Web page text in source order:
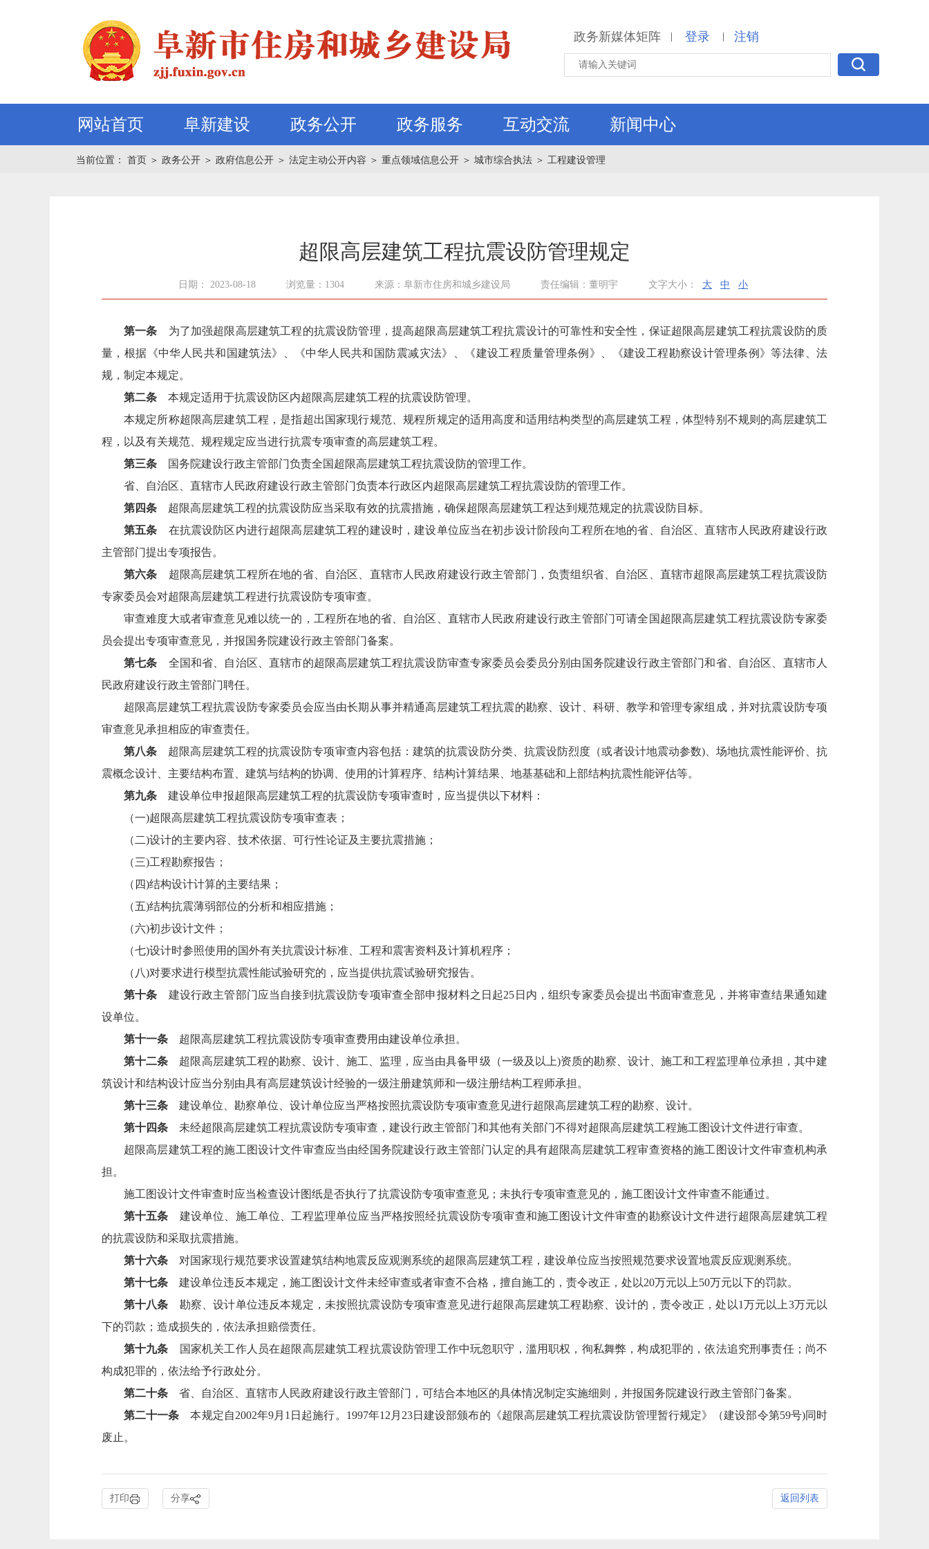
政务新媒体矩阵 | 登录 | 注销
网站首页 阜新建设 政务公开 政务服务 互动交流 新闻中心
当前位置： 首页 ＞ 政务公开 ＞ 政府信息公开 ＞ 法定主动公开内容 ＞ 重点领域信息公开 ＞ 城市综合执法 ＞ 工程建设管理
超限高层建筑工程抗震设防管理规定
日期： 2023-08-18 浏览量：1304 来源：阜新市住房和城乡建设局 责任编辑：董明宇 文字大小： 大 中 小
第一条 为了加强超限高层建筑工程的抗震设防管理，提高超限高层建筑工程抗震设计的可靠性和安全性，保证超限高层建筑工程抗震设防的质
量，根据《中华人民共和国建筑法》、《中华人民共和国防震减灾法》、《建设工程质量管理条例》、《建设工程勘察设计管理条例》等法律、法
规，制定本规定。
第二条 本规定适用于抗震设防区内超限高层建筑工程的抗震设防管理。
本规定所称超限高层建筑工程，是指超出国家现行规范、规程所规定的适用高度和适用结构类型的高层建筑工程，体型特别不规则的高层建筑工
程，以及有关规范、规程规定应当进行抗震专项审查的高层建筑工程。
第三条 国务院建设行政主管部门负责全国超限高层建筑工程抗震设防的管理工作。
省、自治区、直辖市人民政府建设行政主管部门负责本行政区内超限高层建筑工程抗震设防的管理工作。
第四条 超限高层建筑工程的抗震设防应当采取有效的抗震措施，确保超限高层建筑工程达到规范规定的抗震设防目标。
第五条 在抗震设防区内进行超限高层建筑工程的建设时，建设单位应当在初步设计阶段向工程所在地的省、自治区、直辖市人民政府建设行政
主管部门提出专项报告。
第六条 超限高层建筑工程所在地的省、自治区、直辖市人民政府建设行政主管部门，负责组织省、自治区、直辖市超限高层建筑工程抗震设防
专家委员会对超限高层建筑工程进行抗震设防专项审查。
审查难度大或者审查意见难以统一的，工程所在地的省、自治区、直辖市人民政府建设行政主管部门可请全国超限高层建筑工程抗震设防专家委
员会提出专项审查意见，并报国务院建设行政主管部门备案。
第七条 全国和省、自治区、直辖市的超限高层建筑工程抗震设防审查专家委员会委员分别由国务院建设行政主管部门和省、自治区、直辖市人
民政府建设行政主管部门聘任。
超限高层建筑工程抗震设防专家委员会应当由长期从事并精通高层建筑工程抗震的勘察、设计、科研、教学和管理专家组成，并对抗震设防专项
审查意见承担相应的审查责任。
第八条 超限高层建筑工程的抗震设防专项审查内容包括：建筑的抗震设防分类、抗震设防烈度（或者设计地震动参数)、场地抗震性能评价、抗
震概念设计、主要结构布置、建筑与结构的协调、使用的计算程序、结构计算结果、地基基础和上部结构抗震性能评估等。
第九条 建设单位申报超限高层建筑工程的抗震设防专项审查时，应当提供以下材料：
（一)超限高层建筑工程抗震设防专项审查表；
（二)设计的主要内容、技术依据、可行性论证及主要抗震措施；
（三)工程勘察报告；
（四)结构设计计算的主要结果；
（五)结构抗震薄弱部位的分析和相应措施；
（六)初步设计文件；
（七)设计时参照使用的国外有关抗震设计标准、工程和震害资料及计算机程序；
（八)对要求进行模型抗震性能试验研究的，应当提供抗震试验研究报告。
第十条 建设行政主管部门应当自接到抗震设防专项审查全部申报材料之日起25日内，组织专家委员会提出书面审查意见，并将审查结果通知建
设单位。
第十一条 超限高层建筑工程抗震设防专项审查费用由建设单位承担。
第十二条 超限高层建筑工程的勘察、设计、施工、监理，应当由具备甲级（一级及以上)资质的勘察、设计、施工和工程监理单位承担，其中建
筑设计和结构设计应当分别由具有高层建筑设计经验的一级注册建筑师和一级注册结构工程师承担。
第十三条 建设单位、勘察单位、设计单位应当严格按照抗震设防专项审查意见进行超限高层建筑工程的勘察、设计。
第十四条 未经超限高层建筑工程抗震设防专项审查，建设行政主管部门和其他有关部门不得对超限高层建筑工程施工图设计文件进行审查。
超限高层建筑工程的施工图设计文件审查应当由经国务院建设行政主管部门认定的具有超限高层建筑工程审查资格的施工图设计文件审查机构承
担。
施工图设计文件审查时应当检查设计图纸是否执行了抗震设防专项审查意见；未执行专项审查意见的，施工图设计文件审查不能通过。
第十五条 建设单位、施工单位、工程监理单位应当严格按照经抗震设防专项审查和施工图设计文件审查的勘察设计文件进行超限高层建筑工程
的抗震设防和采取抗震措施。
第十六条 对国家现行规范要求设置建筑结构地震反应观测系统的超限高层建筑工程，建设单位应当按照规范要求设置地震反应观测系统。
第十七条 建设单位违反本规定，施工图设计文件未经审查或者审查不合格，擅自施工的，责令改正，处以20万元以上50万元以下的罚款。
第十八条 勘察、设计单位违反本规定，未按照抗震设防专项审查意见进行超限高层建筑工程勘察、设计的，责令改正，处以1万元以上3万元以
下的罚款；造成损失的，依法承担赔偿责任。
第十九条 国家机关工作人员在超限高层建筑工程抗震设防管理工作中玩忽职守，滥用职权，徇私舞弊，构成犯罪的，依法追究刑事责任；尚不
构成犯罪的，依法给予行政处分。
第二十条 省、自治区、直辖市人民政府建设行政主管部门，可结合本地区的具体情况制定实施细则，并报国务院建设行政主管部门备案。
第二十一条 本规定自2002年9月1日起施行。1997年12月23日建设部颁布的《超限高层建筑工程抗震设防管理暂行规定》（建设部令第59号)同时
废止。
打印 分享 返回列表